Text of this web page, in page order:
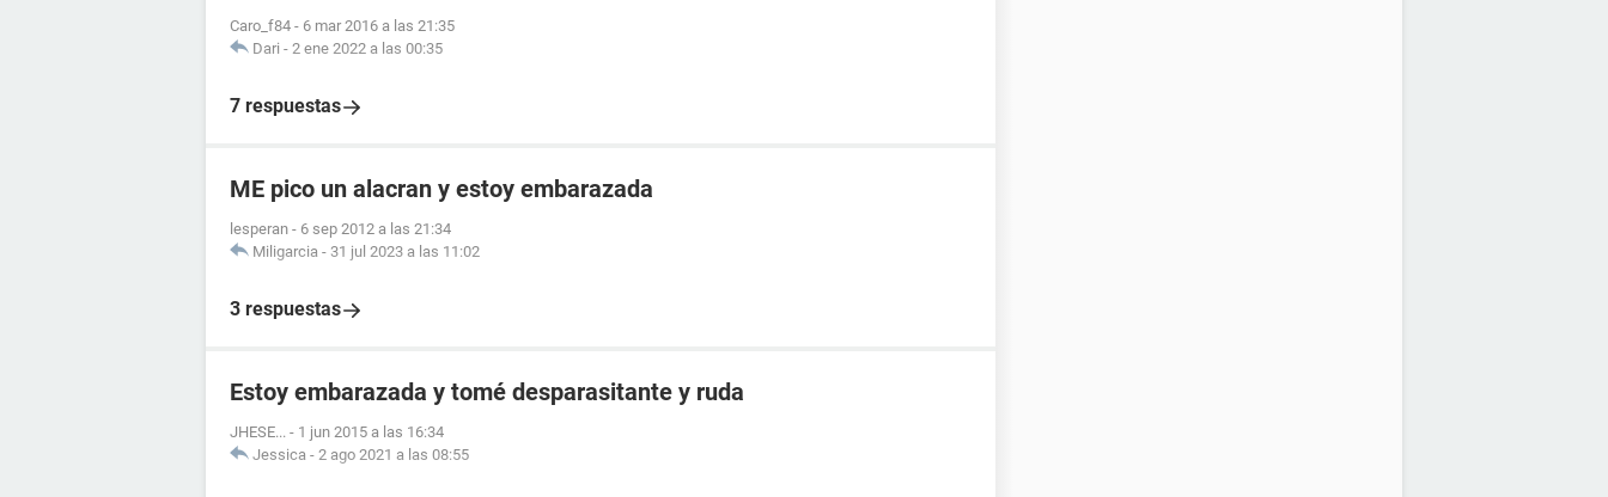
Caro_f84 - 6 mar 2016 a las 21:35
Dari - 2 ene 2022 a las 00:35
7 respuestas
ME pico un alacran y estoy embarazada
lesperan - 6 sep 2012 a las 21:34
Miligarcia - 31 jul 2023 a las 11:02
3 respuestas
Estoy embarazada y tomé desparasitante y ruda
JHESE... - 1 jun 2015 a las 16:34
Jessica - 2 ago 2021 a las 08:55